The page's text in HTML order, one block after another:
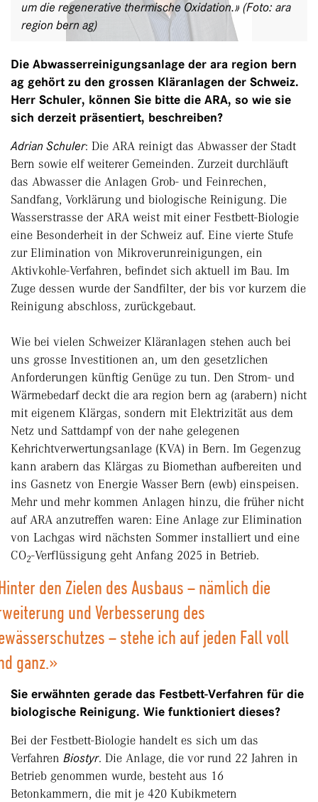
um die regenerative thermische Oxidation.» (Foto: ara
region bern ag)
Die Abwasserreinigungsanlage der ara region bern
ag gehört zu den grossen Kläranlagen der Schweiz.
Herr Schuler, können Sie bitte die ARA, so wie sie
sich derzeit präsentiert, beschreiben?
Adrian Schuler: Die ARA reinigt das Abwasser der Stadt
Bern sowie elf weiterer Gemeinden. Zurzeit durchläuft
das Abwasser die Anlagen Grob- und Feinrechen,
Sandfang, Vorklärung und biologische Reinigung. Die
Wasserstrasse der ARA weist mit einer Festbett-Biologie
eine Besonderheit in der Schweiz auf. Eine vierte Stufe
zur Elimination von Mikroverunreinigungen, ein
Aktivkohle-Verfahren, befindet sich aktuell im Bau. Im
Zuge dessen wurde der Sandfilter, der bis vor kurzem die
Reinigung abschloss, zurückgebaut.
Wie bei vielen Schweizer Kläranlagen stehen auch bei
uns grosse Investitionen an, um den gesetzlichen
Anforderungen künftig Genüge zu tun. Den Strom- und
Wärmebedarf deckt die ara region bern ag (arabern) nicht
mit eigenem Klärgas, sondern mit Elektrizität aus dem
Netz und Sattdampf von der nahe gelegenen
Kehrichtverwertungsanlage (KVA) in Bern. Im Gegenzug
kann arabern das Klärgas zu Biomethan aufbereiten und
ins Gasnetz von Energie Wasser Bern (ewb) einspeisen.
Mehr und mehr kommen Anlagen hinzu, die früher nicht
auf ARA anzutreffen waren: Eine Anlage zur Elimination
von Lachgas wird nächsten Sommer installiert und eine
CO2-Verflüssigung geht Anfang 2025 in Betrieb.
den Zielen des Ausbaus – nämlich die
und Verbesserung des
– stehe ich auf jeden Fall voll
ganz.»
Sie erwähnten gerade das Festbett-Verfahren für die
biologische Reinigung. Wie funktioniert dieses?
Bei der Festbett-Biologie handelt es sich um das
Verfahren Biostyr. Die Anlage, die vor rund 22 Jahren in
Betrieb genommen wurde, besteht aus 16
Betonkammern, die mit je 420 Kubikmetern